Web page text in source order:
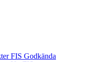
FIS Godkända